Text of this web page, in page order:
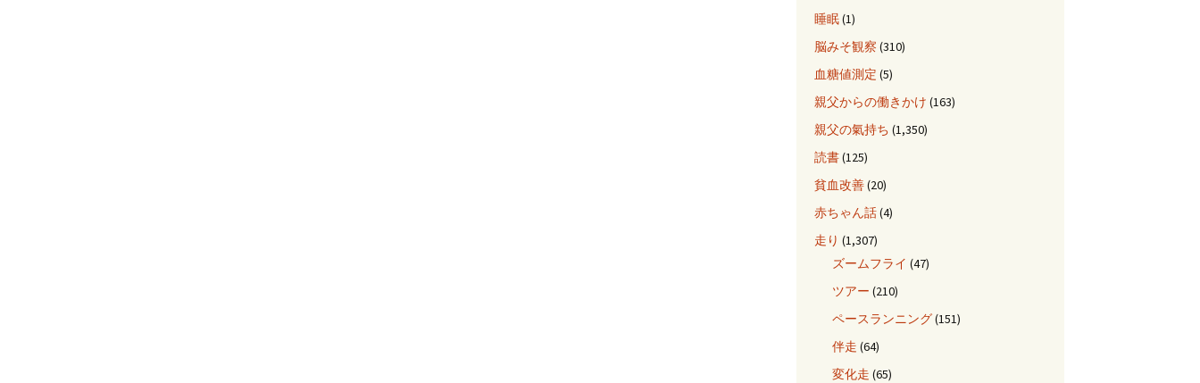
睡眠(1)
脳みそ観察 (310)
血糖値測定 (5)
親父からの働きかけ (163)
親父の氣持ち (1,350)
読書(125)
貧血改善(20)
赤ちゃん話(4)
走り (1,307)
ズームフライ (47)
ツアー (210)
ペースランニング(151)
伴走 (64)
変化走 (65)